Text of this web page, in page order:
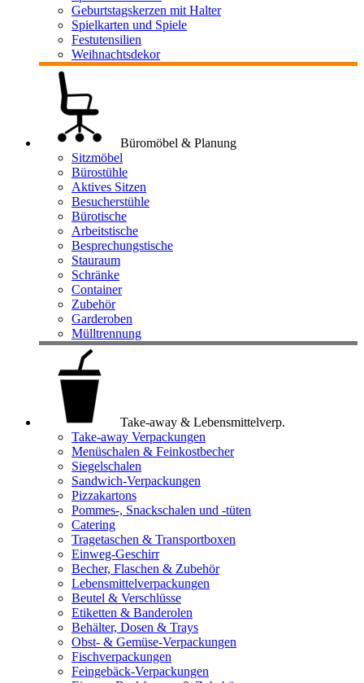
Geburtstagskerzen mit Halter
Spielkarten und Spiele
Festutensilien
Weihnachtsdekor
Büromöbel & Planung
Sitzmöbel
Bürostühle
Aktives Sitzen
Besucherstühle
Bürotische
Arbeitstische
Besprechungstische
Stauraum
Schränke
Container
Zubehör
Garderoben
Mülltrennung
Take-away & Lebensmittelverp.
Take-away Verpackungen
Menüschalen & Feinkostbecher
Siegelschalen
Sandwich-Verpackungen
Pizzakartons
Pommes-, Snackschalen und -tüten
Catering
Tragetaschen & Transportboxen
Einweg-Geschirr
Becher, Flaschen & Zubehör
Lebensmittelverpackungen
Beutel & Verschlüsse
Etiketten & Banderolen
Behälter, Dosen & Trays
Obst- & Gemüse-Verpackungen
Fischverpackungen
Feingebäck-Verpackungen